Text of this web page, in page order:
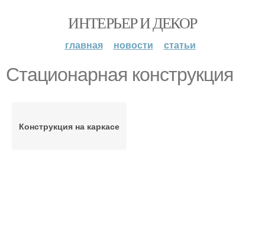
ИНТЕРЬЕР И ДЕКОР
главная новости статьи
Стационарная конструкция
Конструкция на каркасе